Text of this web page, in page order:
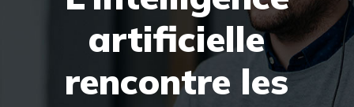
artificielle
rencontre les